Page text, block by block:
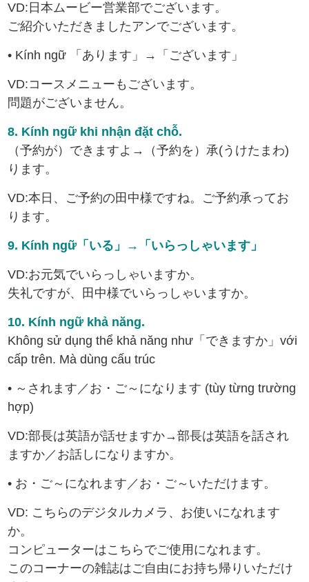
VD:日本ムービー営業部でございます。
ご紹介いただきましたアンでございます。
• Kính ngữ 「あります」→「ございます」
VD:コースメニューもございます。
問題がございません。
8. Kính ngữ khi nhận đặt chỗ.
（予約が）できますよ→（予約を）承(うけたまわ)
ります。
VD:本日、ご予約の田中様ですね。ご予約承ってお
ります。
9. Kính ngữ「いる」→「いらっしゃいます」
VD:お元気でいらっしゃいますか。
失礼ですが、田中様でいらっしゃいますか。
10. Kính ngữ khả năng.
Không sử dụng thể khả năng như「できますか」với
cấp trên. Mà dùng cấu trúc
• ～されます／お・ご～になります (tùy từng trường
hợp)
VD:部長は英語が話せますか→部長は英語を話され
ますか／お話しになりますか。
• お・ご～になれます／お・ご～いただけます。
VD: こちらのデジタルカメラ、お使いになれます
か。
コンピューターはこちらでご使用になれます。
このコーナーの雑誌はご自由にお持ち帰りいただけ